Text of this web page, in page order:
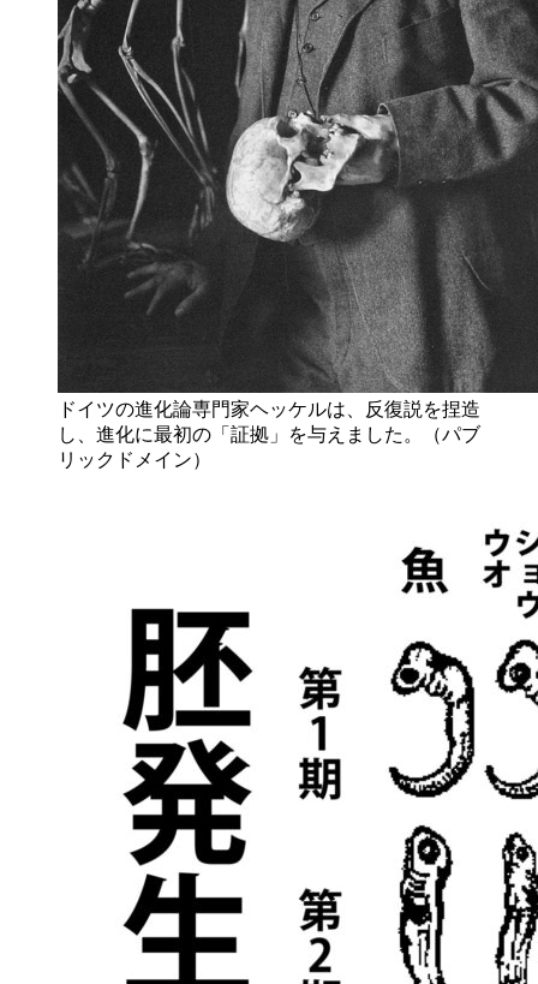
ドイツの進化論専門家ヘッケルは、反復説を捏造
し、進化に最初の「証拠」を与えました。（パブ
リックドメイン）